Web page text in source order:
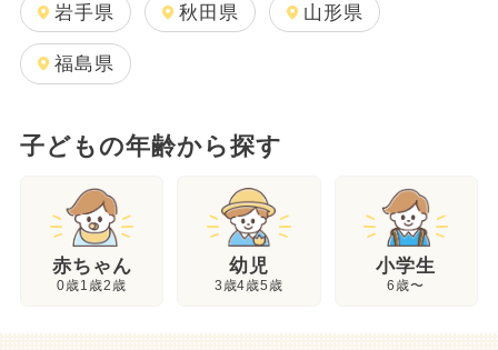
岩手県 秋田県 山形県
福島県
子どもの年齢から探す
赤ちゃん
0歳1歳2歳
幼児
3歳4歳5歳
小学生
6歳〜